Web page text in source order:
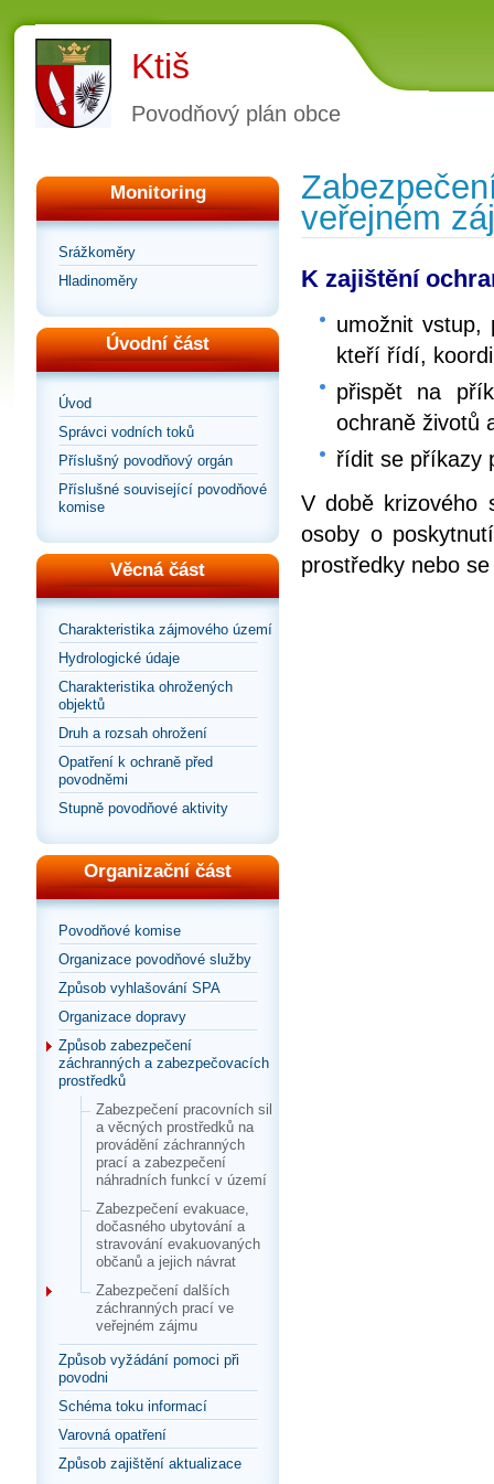
Ktiš
Povodňový plán obce
Monitoring
Srážkoměry
Hladinoměry
Úvodní část
Úvod
Správci vodních toků
Příslušný povodňový orgán
Příslušné související povodňové
komise
Věcná část
Charakteristika zájmového území
Hydrologické údaje
Charakteristika ohrožených
objektů
Druh a rozsah ohrožení
Opatření k ochraně před
povodněmi
Stupně povodňové aktivity
Organizační část
Povodňové komise
Organizace povodňové služby
Způsob vyhlašování SPA
Organizace dopravy
Způsob zabezpečení
záchranných a zabezpečovacích
prostředků
Zabezpečení pracovních sil
a věcných prostředků na
provádění záchranných
prací a zabezpečení
náhradních funkcí v území
Zabezpečení evakuace,
dočasného ubytování a
stravování evakuovaných
občanů a jejich návrat
Zabezpečení dalších
záchranných prací ve
veřejném zájmu
Způsob vyžádání pomoci při
povodni
Schéma toku informací
Varovná opatření
Způsob zajištění aktualizace
veřejném
K zajištění
umožnit vstup,
kteří řídí,
přispět na
ochraně životů
řídit se příkazy
V době krizového
osoby o
prostředky nebo